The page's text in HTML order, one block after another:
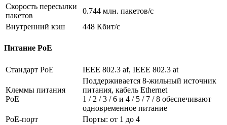
Скорость пересылки
пакетов
0.744 млн. пакетов/с
Внутренний кэш
448 Кбит/с
Питание PoE
Стандарт PoE IEEE 802.3 af, IEEE 802.3 at
Клеммы питания
PoE
Поддерживается 8-жильный источник
питания, кабель Ethernet
1 / 2 / 3 / 6 и 4 / 5 / 7 / 8 обеспечивают
одновременное питание
PoE-порт
Порты: от 1 до 4